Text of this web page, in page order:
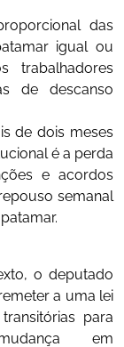
das
igual ou
trabalhadores
de descanso
de dois meses
é a perda
e acordos
semanal
o deputado
a uma lei
para
em